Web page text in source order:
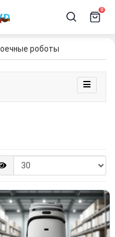
0
роботы